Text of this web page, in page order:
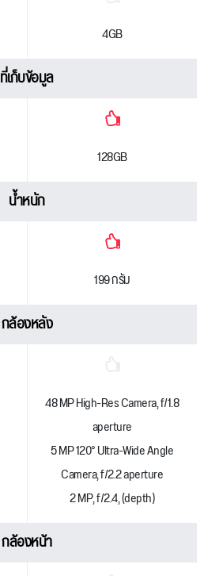
4GB
ที่เก็บข้อมูล
128GB
น้ำหนัก
199 กรัม
กล้องหลัง
48 MP High-Res Camera, f/1.8
aperture
5 MP 120° Ultra-Wide Angle
Camera, f/2.2 aperture
2 MP, f/2.4, (depth)
กล้องหน้า